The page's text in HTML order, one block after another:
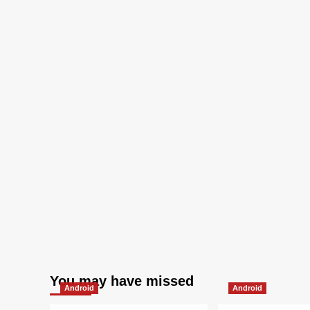
You may have missed
Android Android